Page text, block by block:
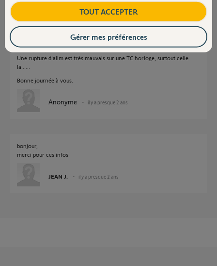
Si les piles ont déjà qqs années changez les sans vous poser de question.
Ca ne peut pas faire de mal.
Une rupture d'alim est très mauvais sur une TC horloge, surtout celle
la......
Bonne journée à vous.
Anonyme il y a presque 2 ans
bonjour,
merci pour ces infos
JEAN J. il y a presque 2 ans
TOUT ACCEPTER
Gérer mes préférences